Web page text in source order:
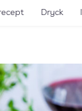
Dryck